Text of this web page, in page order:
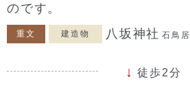
のです。
重文 建造物 八坂神社 石鳥居
徒歩2分